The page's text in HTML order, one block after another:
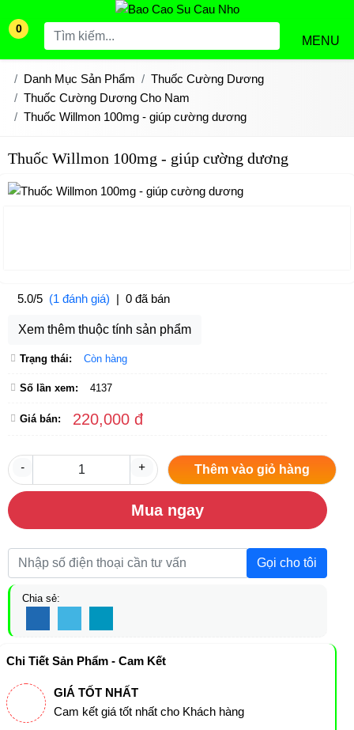
0
MENU
Danh Mục Sản Phẩm
Thuốc Cường Dương
Thuốc Cường Dương Cho Nam
Thuốc Willmon 100mg - giúp cường dương
Thuốc Willmon 100mg - giúp cường dương
5.0/5 (1 đánh giá) | 0 đã bán
Xem thêm thuộc tính sản phẩm
Trạng thái: Còn hàng
Số lần xem: 4137
Giá bán: 220,000 đ
- + Thêm vào giỏ hàng
Mua ngay
Gọi cho tôi
Chia sẻ:
Chi Tiết Sản Phẩm - Cam Kết
GIÁ TỐT NHẤT
Cam kết giá tốt nhất cho Khách hàng